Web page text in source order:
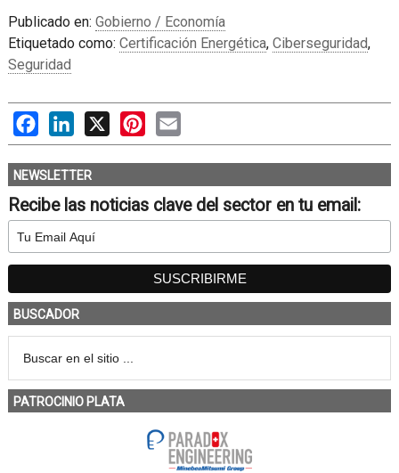
Publicado en: Gobierno / Economía
Etiquetado como: Certificación Energética, Ciberseguridad,
Seguridad
FacebookLinkedIn Pinterest
NEWSLETTER
Recibe las noticias clave del sector en tu email:
BUSCADOR
PATROCINIO PLATA